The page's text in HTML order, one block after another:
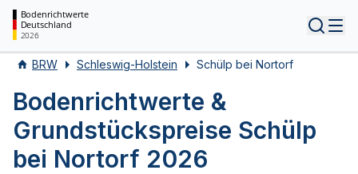
Bodenrichtwerte
Deutschland
2026
BRW Schleswig-Holstein Schülp bei Nortorf
Bodenrichtwerte &
Grundstückspreise Schülp
bei Nortorf 2026